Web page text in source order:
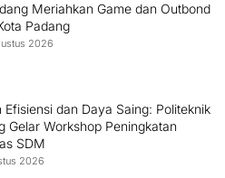
Meriahkan Game dan Outbond
Padang
2026
Efisiensi dan Daya Saing: Politeknik
Gelar Workshop Peningkatan
SDM
2026